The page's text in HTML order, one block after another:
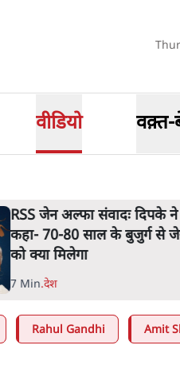
वीडियो वक़्त-
RSS जेन अल्फा संवादः दिपके ने
कहा- 70-80 साल के बुजुर्ग से
को क्या मिलेगा
7 Min.देश
Rahul Gandhi Amit